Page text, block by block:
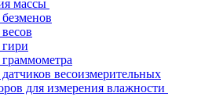
массы
весоизмерительных
для измерения влажности